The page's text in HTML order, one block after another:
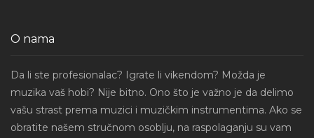
O nama
Da li ste profesionalac? Igrate li vikendom? Možda je
muzika vaš hobi? Nije bitno. Ono što je važno je da delimo
vašu strast prema muzici i muzičkim instrumentima. Ako se
obratite našem stručnom osoblju, na raspolaganju su vam